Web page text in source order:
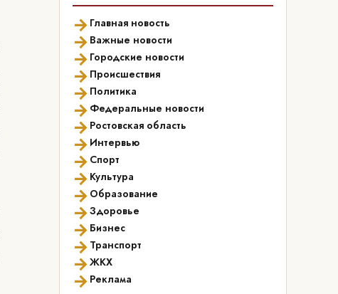
→ Главная новость
→ Важные новости
→ Городские новости
→ Происшествия
→ Политика
→ Федеральные новости
→ Ростовская область
→ Интервью
→ Спорт
→ Культура
→ Образование
→Здоровье
→ Бизнес
→ Транспорт
→ЖКХ
→ Реклама